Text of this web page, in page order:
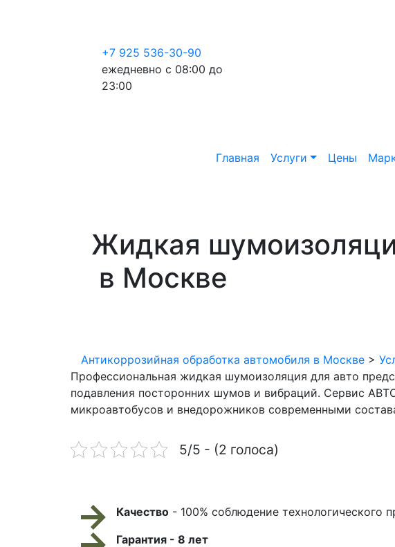
+7 925 536-30-90
ежедневно с 08:00 до
23:00
Главная Услуги Цены
Жидкая
в Москве
Антикоррозийная обработка автомобиля в Москве >
Профессиональная жидкая шумоизоляция для авто
подавления посторонних шумов и вибраций. Сервис
микроавтобусов и внедорожников современными
5/5 - (2 голоса)
Качество - 100% соблюдение технологического
Гарантия - 8 лет